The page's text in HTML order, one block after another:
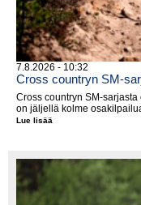
7.8.2026 - 10:32
Cross countryn SM-
Cross countryn SM-
on jäljellä kolme
Lue lisää
lyhenee